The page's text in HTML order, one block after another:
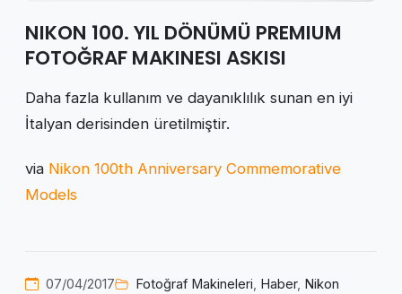
NIKON 100. YIL DÖNÜMÜ PREMIUM
FOTOĞRAF MAKINESI ASKISI
Daha fazla kullanım ve dayanıklılık sunan en iyi
İtalyan derisinden üretilmiştir.
via Nikon 100th Anniversary Commemorative
Models
07/04/2017 Fotoğraf Makineleri, Haber, Nikon